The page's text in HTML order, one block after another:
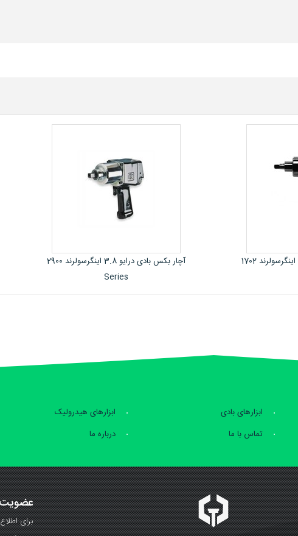
آچار بکس بادی درایو 3.8 اینگرسولرند 2900
آچار بکس بادی درایو 3.8 کوکن ژاپن
ابزارهای بادی ابزارهای هیدرولیک
تماس با ما درباره ما
عضویت
برای